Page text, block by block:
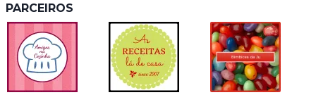
PARCEIROS